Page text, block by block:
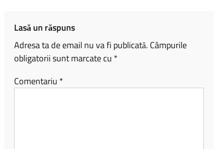
Lasă un răspuns
Adresa ta de email nu va fi publicată. Câmpurile
obligatorii sunt marcate cu *
Comentariu *